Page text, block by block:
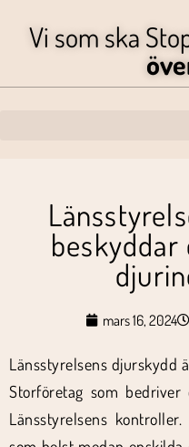
Vi som ska
mars 16, 2024
Länsstyrelsens djurskydd
Storföretag som
Länsstyrelsens